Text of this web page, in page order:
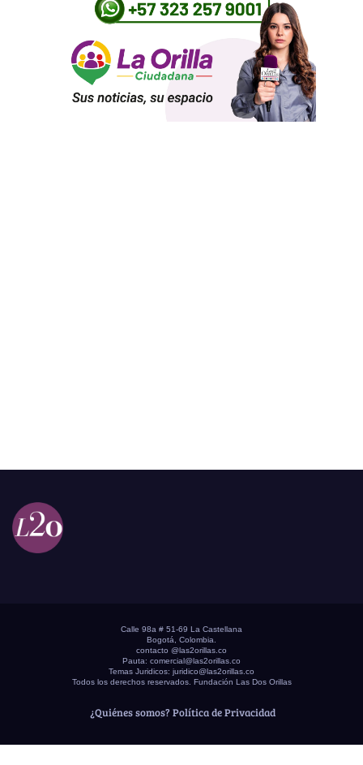
Calle 98a # 51-69 La Castellana
Bogotá, Colombia.
contacto @las2orillas.co
Pauta: comercial@las2orillas.co
Temas Juridicos: juridico@las2orillas.co
Todos los derechos reservados. Fundación Las Dos Orillas
¿Quiénes somos? Política de Privacidad